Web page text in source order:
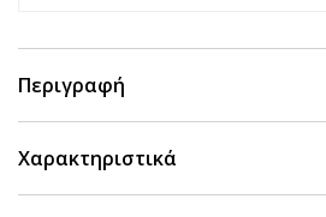
Περιγραφή
Χαρακτηριστικά